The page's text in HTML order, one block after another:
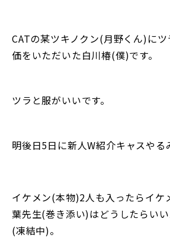
CATの某ツキノクン(月野くん)に
価をいただいた白川椿(僕)です。
ツラと服がいいです。
明後日5日に新人W紹介キャスやる
イケメン(本物)2人も入ったらイケ
葉先生(巻き添い)はどうしたらい
(凍結中)。